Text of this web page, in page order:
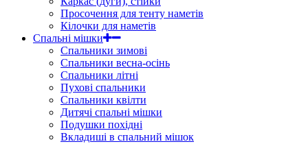
Просочення для тенту наметів
Кілочки для наметів
Спальні мішки
Спальники зимові
Спальники весна-осінь
Спальники літні
Пухові спальники
Спальники квілти
Дитячі спальні мішки
Подушки похідні
Вкладиші в спальний мішок